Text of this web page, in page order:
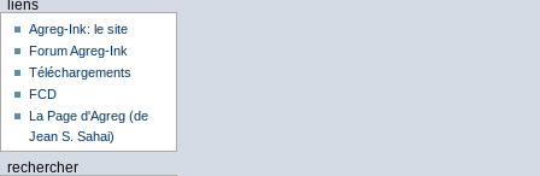
liens
Agreg-Ink: le site
Forum Agreg-Ink
Téléchargements
FCD
La Page d'Agreg (de
Jean S. Sahai)
rechercher